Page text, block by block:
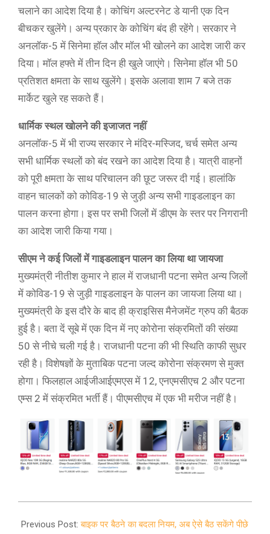
चलाने का आदेश दिया है। कोचिंग अल्टरनेट डे यानी एक दिन
बीचकर खुलेंगे। अन्य प्रकार के कोचिंग बंद ही रहेंगे। सरकार ने
अनलॉक-5 में सिनेमा हॉल और मॉल भी खोलने का आदेश जारी कर
दिया। मॉल हफ्ते में तीन दिन ही खुले जाएंगे। सिनेमा हॉल भी 50
प्रतिशत क्षमता के साथ खुलेंगे। इसके अलावा शाम 7 बजे तक
मार्केट खुले रह सकते हैं।
धार्मिक स्थल खोलने की इजाजत नहीं
अनलॉक-5 में भी राज्य सरकार ने मंदिर-मस्जिद, चर्च समेत अन्य
सभी धार्मिक स्थलों को बंद रखने का आदेश दिया है। यात्री वाहनों
को पूरी क्षमता के साथ परिचालन की छूट जरूर दी गई। हालांकि
वाहन चालकों को कोविड-19 से जुड़ी अन्य सभी गाइडलाइन का
पालन करना होगा। इस पर सभी जिलों में डीएम के स्तर पर निगरानी
का आदेश जारी किया गया।
सीएम ने कई जिलों में गाइडलाइन पालन का लिया था जायजा
मुख्यमंत्री नीतीश कुमार ने हाल में राजधानी पटना समेत अन्य जिलों
में कोविड-19 से जुड़ी गाइडलाइन के पालन का जायजा लिया था।
मुख्यमंत्री के इस दौरे के बाद ही क्राइसिस मैनेजमेंट ग्रुप की बैठक
हुई है। बता दें सूबे में एक दिन में नए कोरोना संक्रमितों की संख्या
50 से नीचे चली गई है। राजधानी पटना की भी स्थिति काफी सुधर
रही है। विशेषज्ञों के मुताबिक पटना जल्द कोरोना संक्रमण से मुक्त
होगा। फिलहाल आईजीआईएमएस में 12, एनएमसीएच 2 और पटना
एम्स 2 में संक्रमित भर्ती हैं। पीएमसीएच में एक भी मरीज नहीं है।
08-
Previous Post:बाइक पर बैठने का बदला नियम, अब ऐसे बैठ सकेंगे पीछे